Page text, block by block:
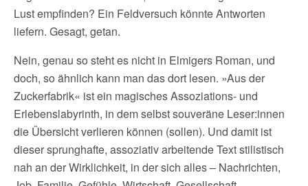
Lust empfinden? Ein Feldversuch könnte Antworten
liefern. Gesagt, getan.
Nein, genau so steht es nicht in Elmigers Roman, und
doch, so ähnlich kann man das dort lesen. »Aus der
Zuckerfabrik« ist ein magisches Assoziations- und
Erlebenslabyrinth, in dem selbst souveräne Leser:innen
die Übersicht verlieren können (sollen). Und damit ist
dieser sprunghafte, assoziativ arbeitende Text stilistisch
nah an der Wirklichkeit, in der sich alles – Nachrichten,